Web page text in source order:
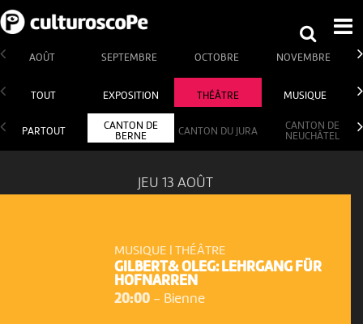
AOÛT SEPTEMBRE OCTOBRE NOVEMBRE
TOUT EXPOSITION THÉÂTRE MUSIQUE
PARTOUT
CANTON DE
BERNE
CANTON DU JURA
CANTON DE
NEUCHÂTEL
JEU 13 AOÛT
MUSIQUE | THÉÂTRE
GILBERT& OLEG: LEHRGANG FÜR
HOFNARREN
20:00- Bienne